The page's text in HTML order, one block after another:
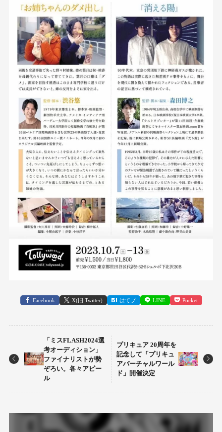
Facebook X(旧:Twitter) はてブ LINE Pocket
「ミスFLASH2024選
考オーディション」
ファイナリストが勢
ぞろい。各々アピー
ル
プリキュア 20周年を
記念して「プリキュ
アバーチャルワール
ド」開催決定